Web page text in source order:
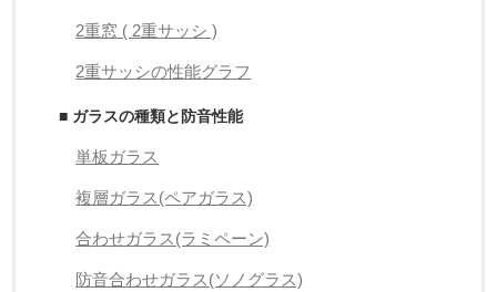
2重窓 ( 2重サッシ )
2重サッシの性能グラフ
■ ガラスの種類と防音性能
単板ガラス
複層ガラス(ペアガラス)
合わせガラス(ラミペーン)
防音合わせガラス(ソノグラス)